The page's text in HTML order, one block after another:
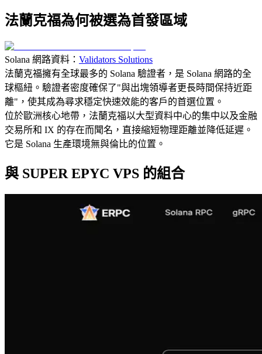
法蘭克福為何被選為首發區域
Solana 網路資料： Validators Solutions
法蘭克福擁有全球最多的 Solana 驗證者，是 Solana 網路的全
球樞紐。驗證者密度確保了"與出塊領導者更長時間保持近距
離"，使其成為尋求穩定快速效能的客戶的首選位置。
位於歐洲核心地帶，法蘭克福以大型資料中心的集中以及金融
交易所和 IX 的存在而聞名，直接縮短物理距離並降低延遲。
它是 Solana 生產環境無與倫比的位置。
與 SUPER EPYC VPS 的組合